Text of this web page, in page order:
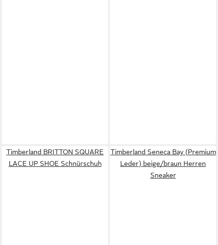
Timberland BRITTON SQUARE
LACE UP SHOE Schnürschuh
Timberland Seneca Bay (Premium
Leder) beige/braun Herren
Sneaker